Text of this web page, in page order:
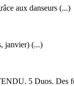
aux danseurs (...)
janvier) (...)
5 Duos. Des